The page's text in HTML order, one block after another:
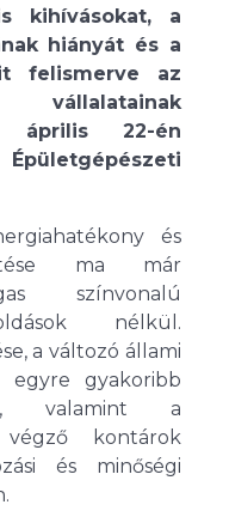
kihívásokat, a
hiányát és a
felismerve az
április 22-én
és
ma már
színvonalú
nélkül.
a változó állami
egyre gyakoribb
valamint a
kontárok
és minőségi